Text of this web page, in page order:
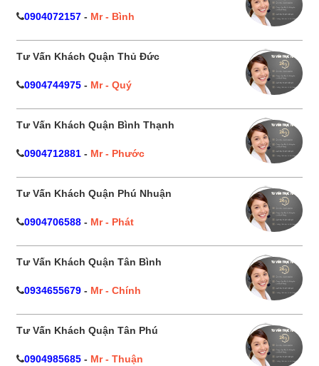
0904072157 - Mr - Bình
Tư Vấn Khách Quận Thủ Đức
0904744975 - Mr - Quý
Tư Vấn Khách Quận Bình Thạnh
0904712881 - Mr - Phước
Tư Vấn Khách Quận Phú Nhuận
0904706588 - Mr - Phát
Tư Vấn Khách Quận Tân Bình
0934655679 - Mr - Chính
Tư Vấn Khách Quận Tân Phú
0904985685 - Mr - Thuận